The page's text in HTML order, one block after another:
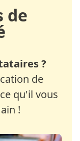
de
?
de
qu'il vous
!